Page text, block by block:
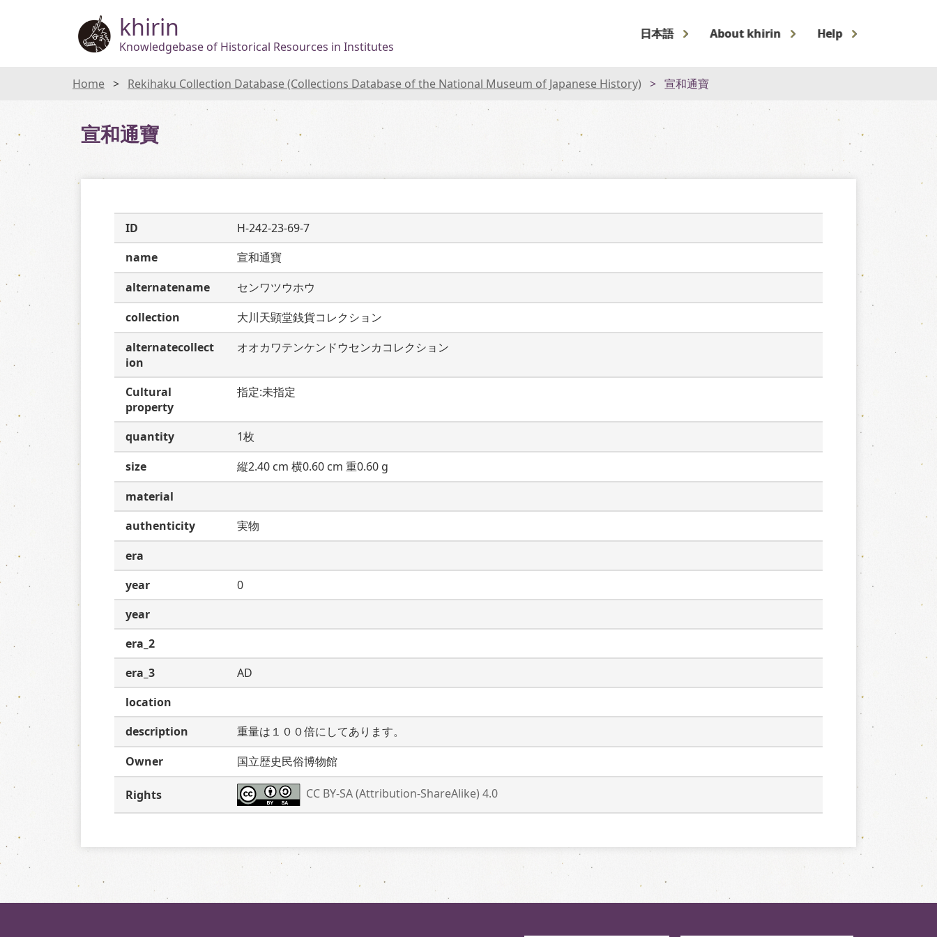
khirin
Knowledgebase of Historical Resources in Institutes
日本語 About khirin Help
Home Rekihaku Collection Database (Collections Database of the National Museum of Japanese History) 宣和通寶
宣和通寶
ID
H-242-23-69-7
name
宣和通寶
alternatename
センワツウホウ
collection
大川天顕堂銭貨コレクション
alternatecollect
ion
オオカワテンケンドウセンカコレクション
Cultural
property
指定:未指定
quantity
1枚
size
縦2.40 cm 横0.60 cm 重0.60 g
material
authenticity
実物
era
year
0
year
era_2
era_3
AD
location
description
重量は１００倍にしてあります。
Owner
国立歴史民俗博物館
Rights CC BY-SA (Attribution-ShareAlike) 4.0